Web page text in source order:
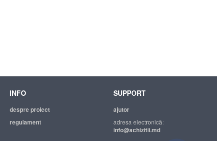
INFO
despre proiect
regulament
SUPPORT
ajutor
adresa electronică:
info@achizitii.md